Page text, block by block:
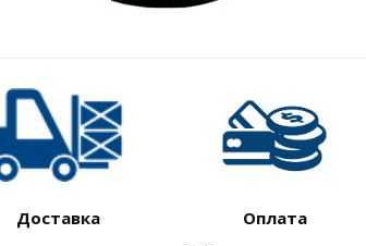
Доставка
Оплата